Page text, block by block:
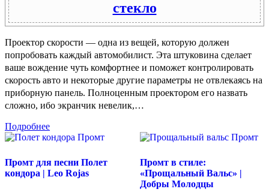
стекло
Проектор скорости — одна из вещей, которую должен
попробовать каждый автомобилист. Эта штуковина сделает
ваше вождение чуть комфортнее и поможет контролировать
скорость авто и некоторые другие параметры не отвлекаясь на
приборную панель. Полноценным проектором его назвать
сложно, ибо экранчик невелик,…
Подробнее
Промт для песни Полет
кондора | Leo Rojas
Промт в стиле:
«Прощальный Вальс» |
Добры Молодцы